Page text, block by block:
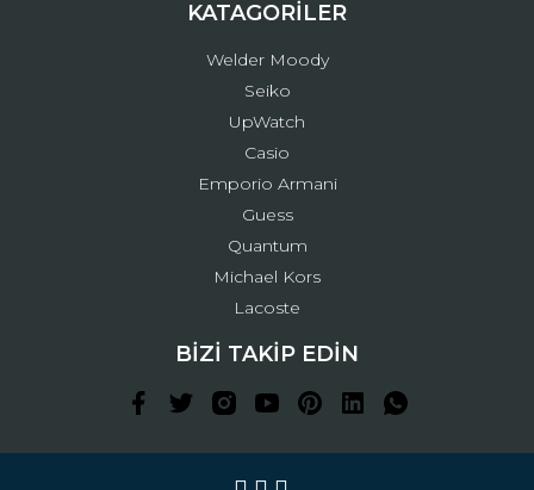
KATAGORİLER
Welder Moody
Seiko
UpWatch
Casio
Emporio Armani
Guess
Quantum
Michael Kors
Lacoste
BİZİ TAKİP EDİN